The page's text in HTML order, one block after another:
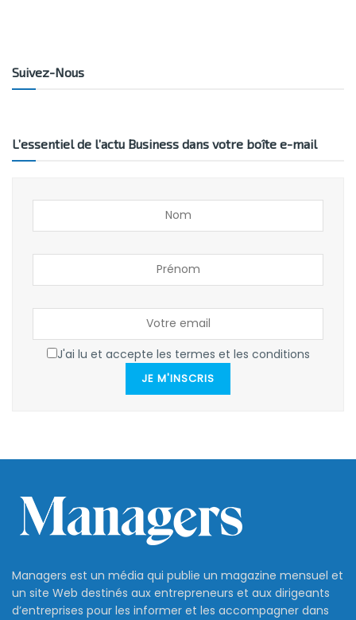
Suivez-Nous
L’essentiel de l’actu Business dans votre boîte e-mail
J'ai lu et accepte les termes et les conditions
JE M'INSCRIS
Managers est un média qui publie un magazine mensuel et
un site Web destinés aux entrepreneurs et aux dirigeants
d’entreprises pour les informer et les accompagner dans